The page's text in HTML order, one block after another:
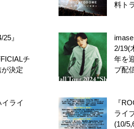
料ト
』
チ
決定
imase
2/19(
年を
ブ配
イライ
『
ライ
(10/